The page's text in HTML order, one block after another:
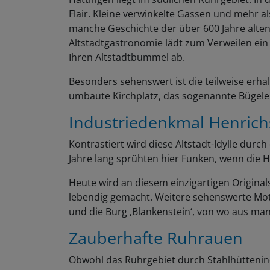
Flair. Kleine verwinkelte Gassen und mehr
manche Geschichte der über 600 Jahre
Altstadtgastronomie lädt zum Verweilen
Ihren Altstadtbummel ab.
Besonders sehenswert ist die teilweise
umbaute Kirchplatz, das sogenannte
Industriedenkmal
Kontrastiert wird diese Altstadt-Idylle
Jahre lang sprühten hier Funken, wenn die
Heute wird an diesem einzigartigen
lebendig gemacht. Weitere sehenswerte
und die Burg ‚Blankenstein‘, von wo aus
Zauberhafte Ruhrauen
Obwohl das Ruhrgebiet durch